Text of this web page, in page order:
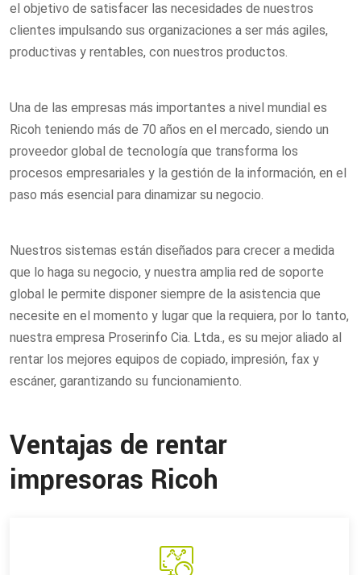
el objetivo de satisfacer las necesidades de nuestros
clientes impulsando sus organizaciones a ser más agiles,
productivas y rentables, con nuestros productos.
Una de las empresas más importantes a nivel mundial es
Ricoh teniendo más de 70 años en el mercado, siendo un
proveedor global de tecnología que transforma los
procesos empresariales y la gestión de la información, en el
paso más esencial para dinamizar su negocio.
Nuestros sistemas están diseñados para crecer a medida
que lo haga su negocio, y nuestra amplia red de soporte
global le permite disponer siempre de la asistencia que
necesite en el momento y lugar que la requiera, por lo tanto,
nuestra empresa Proserinfo Cia. Ltda., es su mejor aliado al
rentar los mejores equipos de copiado, impresión, fax y
escáner, garantizando su funcionamiento.
Ventajas de rentar
impresoras Ricoh